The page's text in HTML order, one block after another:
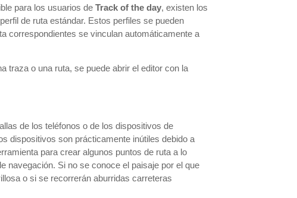
para los usuarios deTrack of the day, existen los
de ruta estándar. Estos perfiles se pueden
correspondientes se vinculan automáticamente a
traza o una ruta, se puede abrir el editor con la
de los teléfonos o de los dispositivos de
dispositivos son prácticamente inútiles debido a
para crear algunos puntos de ruta a lo
navegación. Si no se conoce el paisaje por el que
o si se recorrerán aburridas carreteras